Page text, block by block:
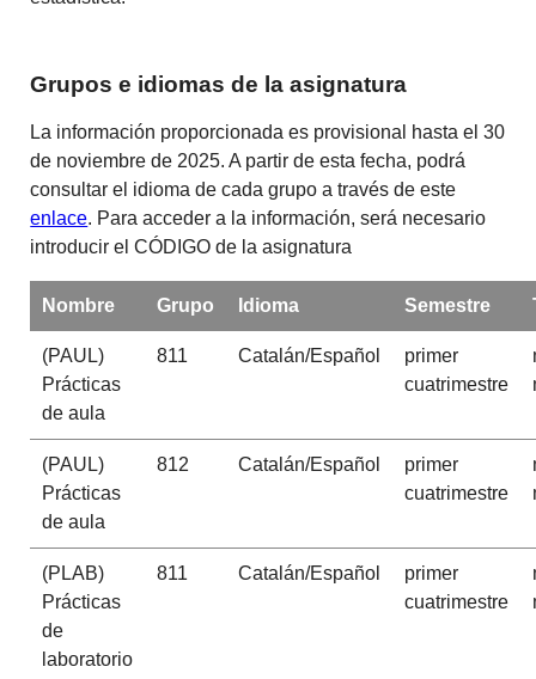
Grupos e idiomas de la asignatura
La información proporcionada es provisional hasta el 30
de noviembre de 2025. A partir de esta fecha, podrá
consultar el idioma de cada grupo a través de este
enlace. Para acceder a la información, será necesario
introducir el CÓDIGO de la asignatura
Nombre Grupo Idioma Semestre
(PAUL)
Prácticas
de aula
811 Catalán/Español
primer
cuatrimestre
(PAUL)
Prácticas
de aula
812 Catalán/Español
primer
cuatrimestre
(PLAB)
Prácticas
de
laboratorio
811 Catalán/Español
primer
cuatrimestre